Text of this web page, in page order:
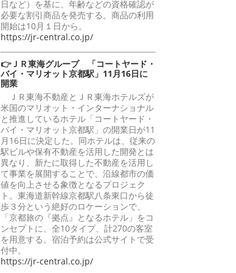
日など）を基に、年齢などの資格確認が
必要な割引商品を発売する。商品の利用
開始は10月１日から。
https://jr-central.co.jp/
👉ＪＲ東海グループ 「コートヤード・
バイ・マリオット京都駅」11月16日に
開業
ＪＲ東海不動産とＪＲ東海ホテルズが
米国のマリオット・インターナショナル
と推進しているホテル「コートヤード・
バイ・マリオット京都駅」の開業日が11
月16日に決定した。同ホテルは、従来の
駅ビルや保有不動産を活用した開発とは
異なり、新たに取得した不動産を活用し
て事業を展開することで、沿線都市の価
値を向上させる象徴となるプロジェク
ト。東海道新幹線京都駅八条東口から徒
歩３分という絶好のロケーションで、
「京都旅の『拠点』となるホテル」をコ
ンセプトに、全10タイプ、計270の客室
を用意する。宿泊予約は公式サイトで受
付中。
https://jr-central.co.jp/